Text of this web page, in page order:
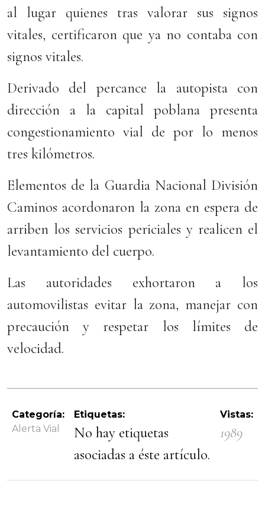
al lugar quienes tras valorar sus signos
vitales, certificaron que ya no contaba con
signos vitales.
Derivado del percance la autopista con
dirección a la capital poblana presenta
congestionamiento vial de por lo menos
tres kilómetros.
Elementos de la Guardia Nacional División
Caminos acordonaron la zona en espera de
arriben los servicios periciales y realicen el
levantamiento del cuerpo.
Las autoridades exhortaron a los
automovilistas evitar la zona, manejar con
precaución y respetar los límites de
velocidad.
Categoría:
Alerta Vial
Etiquetas:
No hay etiquetas
asociadas a éste artículo.
Vistas:
1989